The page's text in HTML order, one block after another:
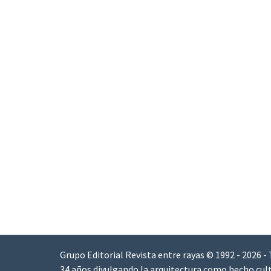
Grupo Editorial Revista entre rayas © 1992 - 2026 -